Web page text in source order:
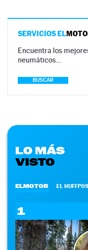
SERVICIOS EL
Encuentra los
neumáticos…
BUSCAR
LO MÁS
VISTO
ELMOTOR EL
1